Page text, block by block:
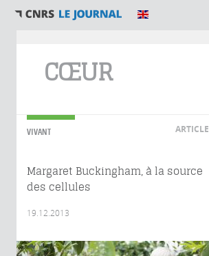
CŒUR
VIVANT ARTICLE
Margaret Buckingham, à la source
des cellules
19.12.2013